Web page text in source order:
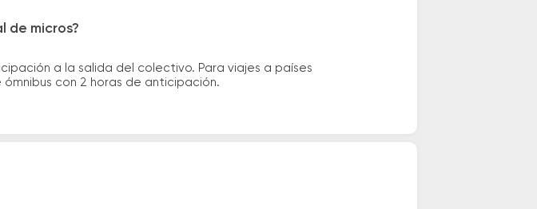
de micros?
a la salida del colectivo. Para viajes a países
con 2 horas de anticipación.